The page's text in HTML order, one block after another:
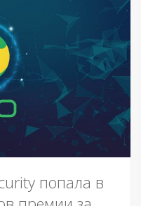
попала в